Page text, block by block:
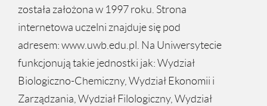
została założona w 1997 roku. Strona
internetowa uczelni znajduje się pod
adresem: www.uwb.edu.pl. Na Uniwersytecie
funkcjonują takie jednostki jak: Wydział
Biologiczno-Chemiczny, Wydział Ekonomii i
Zarządzania, Wydział Filologiczny, Wydział